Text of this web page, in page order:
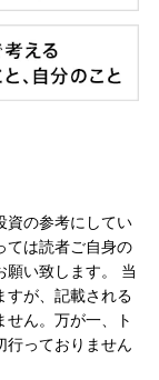
資の参考にしてい
ては読者ご自身の
願い致します。 当
すが、記載される
ん。万が一、ト
行っておりません